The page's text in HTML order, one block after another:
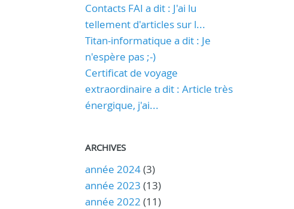
Contacts FAI a dit : J'ai lu
tellement d'articles sur l...
Titan-informatique a dit : Je
n'espère pas ;-)
Certificat de voyage
extraordinaire a dit : Article très
énergique, j'ai...
ARCHIVES
année 2024(3)
année 2023 (13)
année 2022 (11)